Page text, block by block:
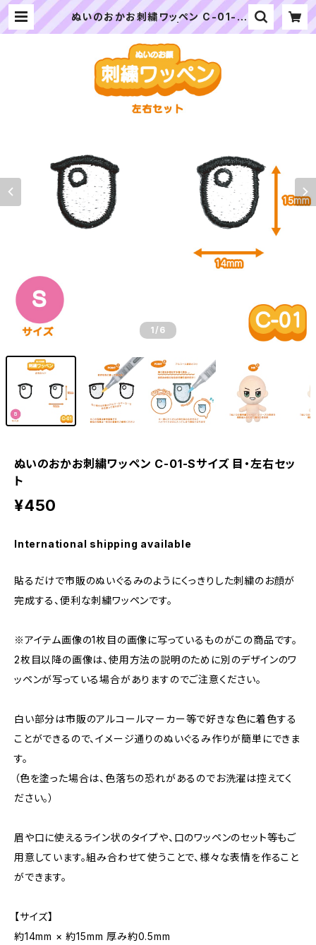
ぬいのおかお刺繍ワッペン C-01-S
サイズ 目・左右セット | ぬいぐるみの
販専門店
1 /6
ぬいのおかお刺繍ワッペン C-01-Sサイズ 目・左右セッ
ト
¥450
International shipping available
貼るだけで市販のぬいぐるみのようにくっきりした刺繍のお顔が
完成する、便利な刺繍ワッペンです。
※アイテム画像の1枚目の画像に写っているものがこの商品です。
2枚目以降の画像は、使用方法の説明のために別のデザインのワ
ッペンが写っている場合がありますのでご注意ください。
白い部分は市販のアルコールマーカー等で好きな色に着色する
ことができるので、イメージ通りのぬいぐるみ作りが簡単にできま
す。
（色を塗った場合は、色落ちの恐れがあるのでお洗濯は控えてく
ださい。）
眉や口に使えるライン状のタイプや、口のワッペンのセット等もご
用意しています。組み合わせて使うことで、様々な表情を作ること
ができます。
【サイズ】
約14mm × 約15mm 厚み約0.5mm